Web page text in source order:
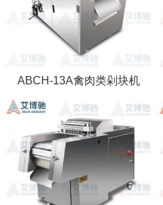
ABCH-13A禽肉类剁块机